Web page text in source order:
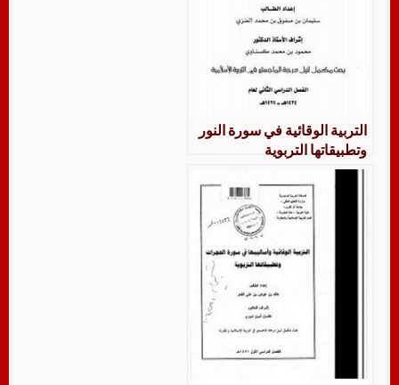
التربية الوقائية في سورة النور
وتطبيقاتها التربوية